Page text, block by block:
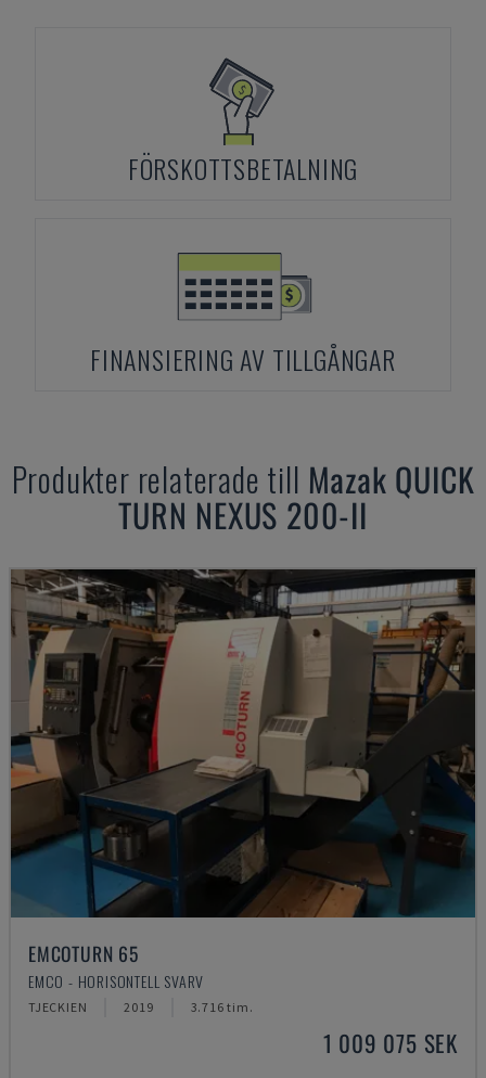
FÖRSKOTTSBETALNING
FINANSIERING AV TILLGÅNGAR
Produkter relaterade till Mazak QUICK
TURN NEXUS 200-II
EMCOTURN 65
EMCO - HORISONTELL SVARV
TJECKIEN 2019 3.716 tim.
1 009 075 SEK